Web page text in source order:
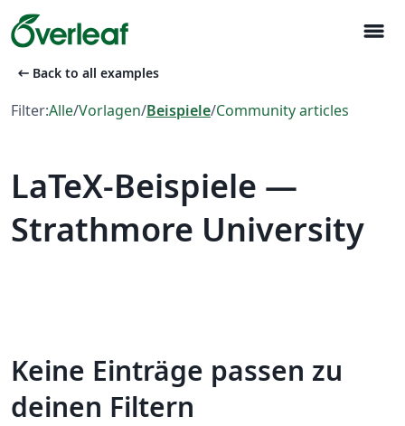
menu
arrow_left_alt Back to all examples
Filter:Alle/Vorlagen/Beispiele/Community articles
LaTeX-Beispiele —
Strathmore University
Keine Einträge passen zu
deinen Filtern